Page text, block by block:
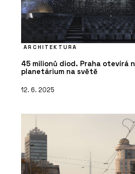
ARCHITEKTURA
45 milionů diod. Praha otevírá
planetárium na světě
12. 6. 2025